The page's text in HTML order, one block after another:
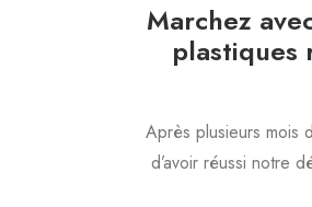
Marchez
plastiques
Après plusieurs mois
d’avoir réussi notre